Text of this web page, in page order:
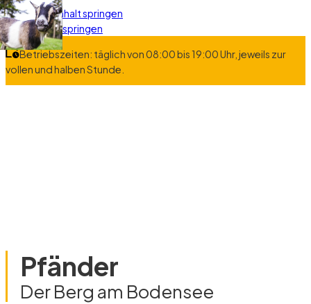
Zum Hauptinhalt springen
Zum Footer springen
Betriebszeiten: täglich von 08:00 bis 19:00 Uhr, jeweils zur
vollen und halben Stunde.
Pfänder
Der Berg am Bodensee